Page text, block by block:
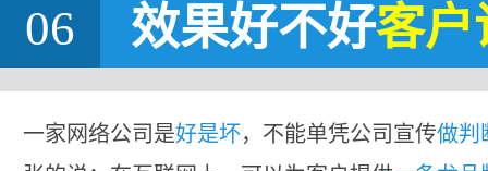
06 效果好不好客户
一家网络公司是好是坏，不能单凭公司宣传做判